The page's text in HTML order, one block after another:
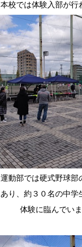
本校では体験入部が行
運動部では硬式野球部
あり、約３０名の中学
体験に臨んでいま